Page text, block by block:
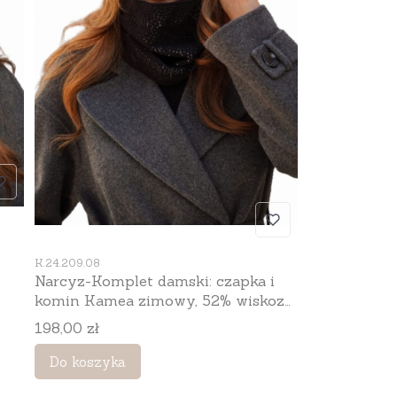
Kod produktu
K.24.209.08
Narcyz-Komplet damski: czapka i
komin Kamea zimowy, 52% wiskozy,
tuba 32 × 35 cm, kolor czarny
Cena
198,00 zł
Do koszyka